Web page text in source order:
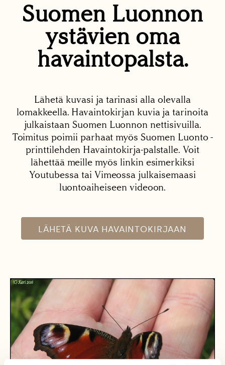
Suomen Luonnon
ystävien oma
havaintopalsta.
Lähetä kuvasi ja tarinasi alla olevalla
lomakkeella. Havaintokirjan kuvia ja tarinoita
julkaistaan Suomen Luonnon nettisivuilla.
Toimitus poimii parhaat myös Suomen Luonto -
printtilehden Havaintokirja-palstalle. Voit
lähettää meille myös linkin esimerkiksi
Youtubessa tai Vimeossa julkaisemaasi
luontoaiheiseen videoon.
LÄHETÄ KUVA HAVAINTOKIRJAAN